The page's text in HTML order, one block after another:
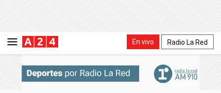
En vivo Radio La Red